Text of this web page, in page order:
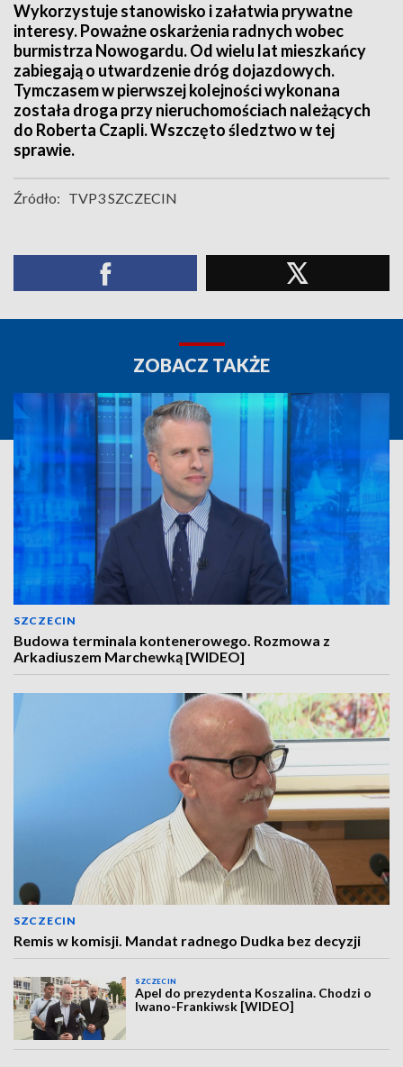
Wykorzystuje stanowisko i załatwia prywatne
interesy. Poważne oskarżenia radnych wobec
burmistrza Nowogardu. Od wielu lat mieszkańcy
zabiegają o utwardzenie dróg dojazdowych.
Tymczasem w pierwszej kolejności wykonana
została droga przy nieruchomościach należących
do Roberta Czapli. Wszczęto śledztwo w tej
sprawie.
Źródło: TVP3 SZCZECIN
ZOBACZ TAKŻE
SZCZECIN
Budowa terminala kontenerowego. Rozmowa z
Arkadiuszem Marchewką [WIDEO]
SZCZECIN
Remis w komisji. Mandat radnego Dudka bez decyzji
SZCZECIN
Apel do prezydenta Koszalina. Chodzi o
Iwano-Frankiwsk [WIDEO]